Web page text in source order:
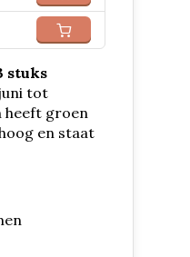
stuks
tot
heeft groen
en staat